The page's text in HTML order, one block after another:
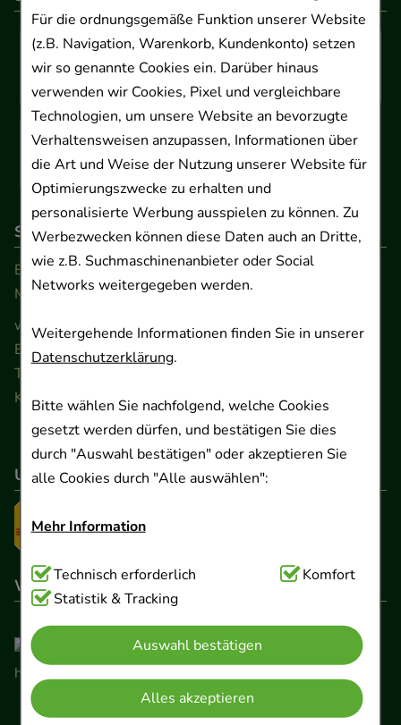
Für die ordnungsgemäße Funktion unserer Website
(z.B. Navigation, Warenkorb, Kundenkonto) setzen
wir so genannte Cookies ein. Darüber hinaus
verwenden wir Cookies, Pixel und vergleichbare
Technologien, um unsere Website an bevorzugte
Verhaltensweisen anzupassen, Informationen über
die Art und Weise der Nutzung unserer Website für
Optimierungszwecke zu erhalten und
personalisierte Werbung ausspielen zu können. Zu
Werbezwecken können diese Daten auch an Dritte,
wie z.B. Suchmaschinenanbieter oder Social
Networks weitergegeben werden.
Weitergehende Informationen finden Sie in unserer
Datenschutzerklärung.
Bitte wählen Sie nachfolgend, welche Cookies
gesetzt werden dürfen, und bestätigen Sie dies
durch "Auswahl bestätigen" oder akzeptieren Sie
alle Cookies durch "Alle auswählen":
Mehr Information
Technisch Notwendig:Hierbei handelt es sich um
Cookies, die für die Grundfunktionen unserer
Website notwendig sind (z.B. Navigation,
Warenkorb, Kundenkonto), weshalb auf diese nicht
verzichtet werden kann.
Komfort:Diese Cookies werden genutzt um das
Technisch erforderlich
Komfort
Statistik & Tracking
Auswahl bestätigen
Alles akzeptieren
So erreichen Sie uns
Beratung und Kundenservice:
Montag - Freitag von 9.00 bis 17.00 Uhr
www.ApoSalis.de· E-Mail:info@ApoSalis.de
Ernst-August-Platz 2 · 30159 Hannover
Telefon 0511 89 71 80 0 · Fax 0511 89 71 80 11
Kontaktformular
Unser Versanddienstleister
Wir sind hier gelistet